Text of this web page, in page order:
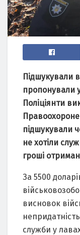
Підшукували
пропонували
Поліціянти
підшукували
не хотіли
гроші
За 5500
висновок
служби у